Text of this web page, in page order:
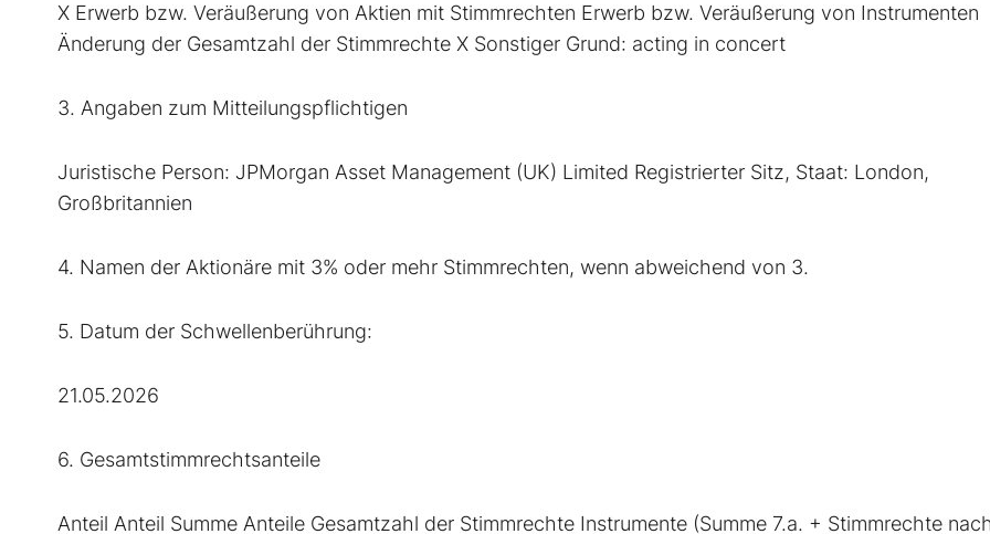
X Erwerb bzw. Veräußerung von Aktien mit Stimmrechten Erwerb bzw. Veräußerung von Instrumenten
Änderung der Gesamtzahl der Stimmrechte X Sonstiger Grund: acting in concert
3. Angaben zum Mitteilungspflichtigen
Juristische Person: JPMorgan Asset Management (UK) Limited Registrierter Sitz, Staat: London,
Großbritannien
4. Namen der Aktionäre mit 3% oder mehr Stimmrechten, wenn abweichend von 3.
5. Datum der Schwellenberührung:
21.05.2026
6. Gesamtstimmrechtsanteile
Anteil Anteil Summe Anteile Gesamtzahl der Stimmrechte Instrumente (Summe 7.a. + Stimmrechte nach